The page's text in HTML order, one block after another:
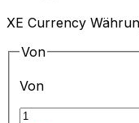
XE Currency
Von
Von